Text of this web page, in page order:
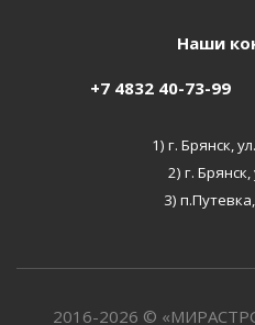
Наши
+7 4832 40-73-99
1) г. Брянск,
2) г.
3)
2016-2026 ©